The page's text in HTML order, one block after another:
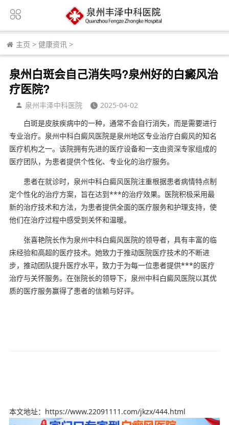
主页 > 健康资讯 >
泉州白斑会自己消失吗?泉州好的白癜风治
疗医院?
泉州丰泽中科医院
2025-04-02
白斑是皮肤疾病中的一种，通常不会自行消失，而是需要进行
专业治疗。泉州中科白癜风医院是泉州地区专业治疗白癜风的知名
医疗机构之一。该院拥有先进的医疗设备和一支由资深专家组成的
医疗团队，为患者提供个性化、专业化的治疗服务。
患者在就诊时，泉州中科白癜风医院注重根据患者病情特点制
定个性化的治疗方案，旨在达到***的治疗效果。医院积极采用最
新的治疗技术和方法，为患者提供全面的医疗服务和护理支持，使
他们在治疗过程中感受到关怀和温暖。
张喜艳院长作为泉州中科白癜风医院的领导者，具有丰富的临
床经验和高超的医疗技术。她致力于推动医院医疗技术的不断进
步，推动团队提升医疗水平，致力于为每一位患者提供***的医疗
治疗与关怀服务。在张院长的领导下，泉州中科白癜风医院以其优
质的医疗服务赢得了患者的信赖与好评。
本文地址：https://www.22091111.com/jkzx/444.html